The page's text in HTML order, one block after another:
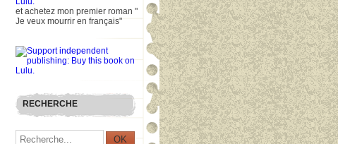
et achetez mon premier roman "
Je veux mourrir en français"
RECHERCHE